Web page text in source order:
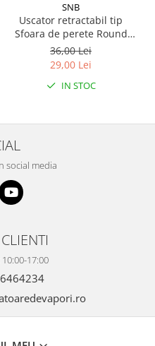
SNB
Uscator retractabil tip
Sfoara de perete Round
Inox 2.8m
36,00 Lei
29,00 Lei
IN STOC
social media
17:00